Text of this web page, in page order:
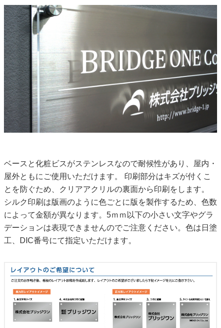
ベースと化粧ビスがステンレスなので耐候性があり、屋内・
屋外ともにご使用いただけます。 印刷部分はキズが付くこ
とを防ぐため、クリアアクリルの裏面から印刷をします。
シルク印刷は版画のように色ごとに版を製作するため、色数
によって金額が異なります。5ｍｍ以下の小さい文字やグラ
デーションは表現できませんのでご注意ください。色は日塗
工、DIC番号にて指定いただけます。